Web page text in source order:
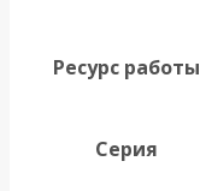
Ресурс работы
Серия